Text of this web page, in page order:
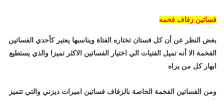
فساتين زفاف فخمه
بغض النظر عن أن كل فستان تختاره الفتاة ويناسبها يعتبر كأحدي الفساتين
الفخمة الا أنه تميل الفتيات الي اختيار الفساتين الاكثر تميزا والذي يستطيع
ابهار كل من يراه
ومن الفساتين الفخمة الخاصة بالزفاف فساتين اميرات ديزني والتي تتميز